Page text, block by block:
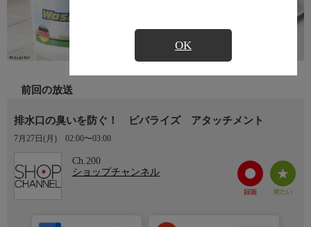
OK
前回の放送
排水口の臭いを防ぐ！ ビバライズ アタッチメント
7月27日(月) 02:00〜03:00
Ch.200
ショップチャンネル